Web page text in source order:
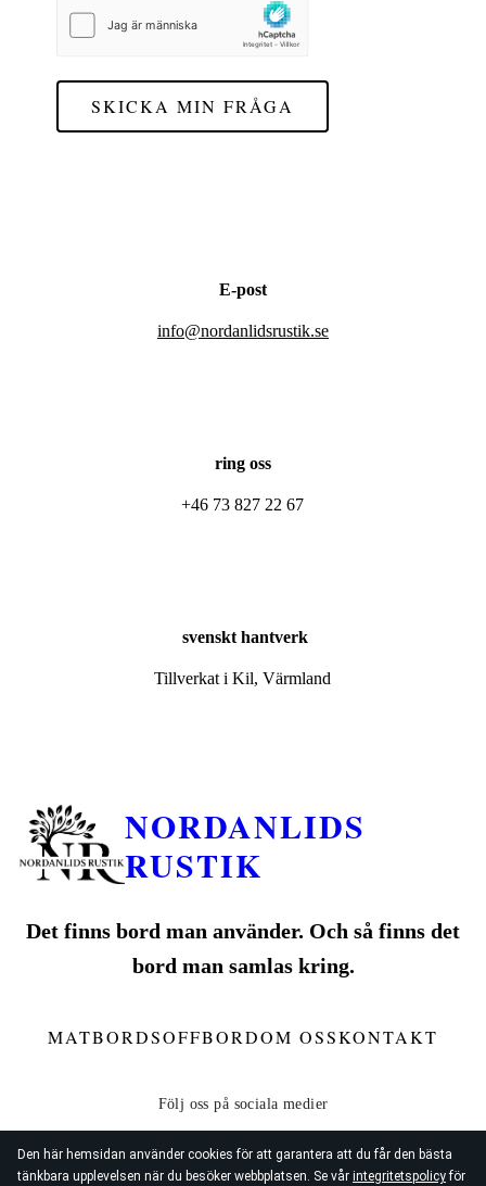
Den här hemsidan använder cookies för att garantera att du får den bästa
tänkbara upplevelsen när du besöker webbplatsen. Se vår integritetspolicyför
SKICKA MIN FRÅGA
E-post
info@nordanlidsrustik.se
ring oss
+46 73 827 22 67
svenskt hantverk
Tillverkat i Kil, Värmland
NORDANLIDS
RUSTIK
Det finns bord man använder. Och så finns det
bord man samlas kring.
MATBORDSOFFBORDOM OSSKONTAKT